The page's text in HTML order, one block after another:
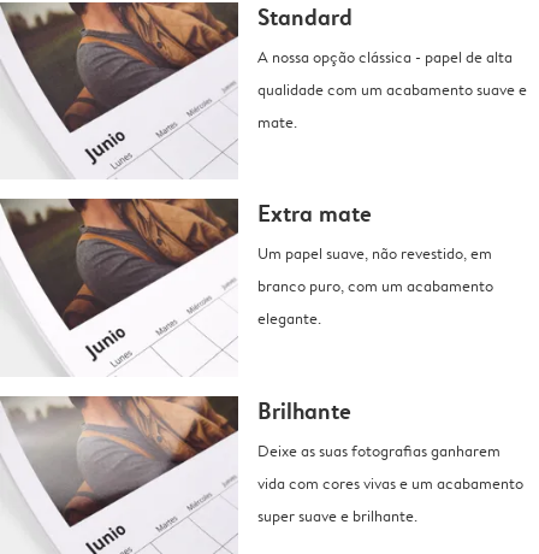
Standard
A nossa opção clássica - papel de alta
qualidade com um acabamento suave e
mate.
Extra mate
Um papel suave, não revestido, em
branco puro, com um acabamento
elegante.
Brilhante
Deixe as suas fotografias ganharem
vida com cores vivas e um acabamento
super suave e brilhante.